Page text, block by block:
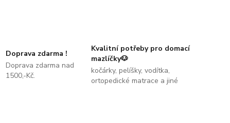
Doprava zdarma !
Doprava zdarma nad
1500,-Kč.
Kvalitní potřeby pro domací
mazlíčky🐶
kočárky, pelíšky, vodítka,
ortopedické matrace a jiné